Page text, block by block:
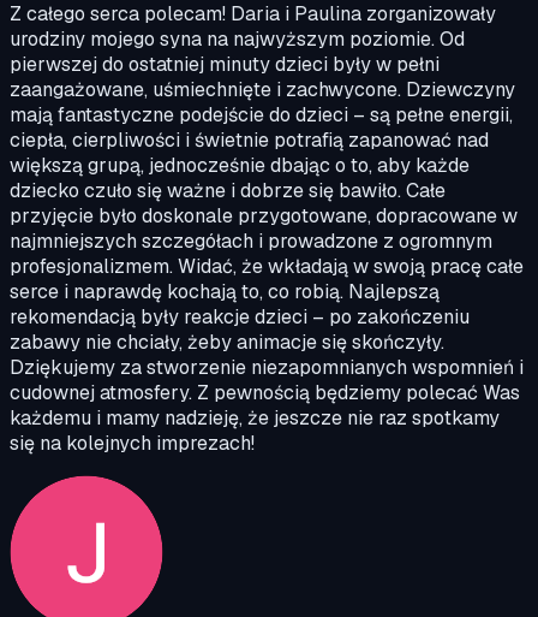
Z całego serca polecam! Daria i Paulina zorganizowały
urodziny mojego syna na najwyższym poziomie. Od
pierwszej do ostatniej minuty dzieci były w pełni
zaangażowane, uśmiechnięte i zachwycone. Dziewczyny
mają fantastyczne podejście do dzieci – są pełne energii,
ciepła, cierpliwości i świetnie potrafią zapanować nad
większą grupą, jednocześnie dbając o to, aby każde
dziecko czuło się ważne i dobrze się bawiło. Całe
przyjęcie było doskonale przygotowane, dopracowane w
najmniejszych szczegółach i prowadzone z ogromnym
profesjonalizmem. Widać, że wkładają w swoją pracę całe
serce i naprawdę kochają to, co robią. Najlepszą
rekomendacją były reakcje dzieci – po zakończeniu
zabawy nie chciały, żeby animacje się skończyły.
Dziękujemy za stworzenie niezapomnianych wspomnień i
cudownej atmosfery. Z pewnością będziemy polecać Was
każdemu i mamy nadzieję, że jeszcze nie raz spotkamy
się na kolejnych imprezach!